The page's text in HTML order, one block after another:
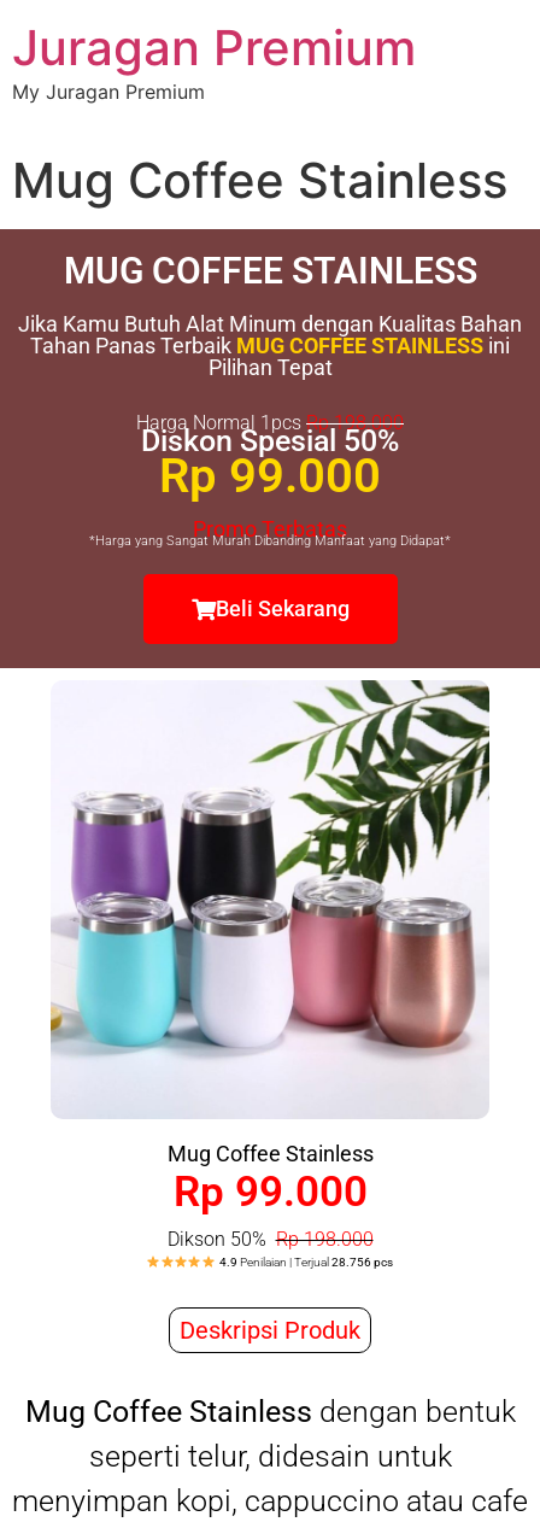
Juragan Premium
My Juragan Premium
Mug Coffee Stainless
MUG COFFEE STAINLESS
Jika Kamu Butuh Alat Minum dengan Kualitas Bahan
Tahan Panas Terbaik MUG COFFEE STAINLESS ini
Pilihan Tepat
Harga Normal 1pcs Rp 198.000
Diskon Spesial 50%
Rp 99.000
Promo Terbatas
*Harga yang Sangat Murah Dibanding Manfaat yang Didapat*
Beli Sekarang
Mug Coffee Stainless
Rp 99.000
Dikson 50%Rp 198.000
4.9 Penilaian | Terjual28.756 pcs
Deskripsi Produk
Mug Coffee Stainless dengan bentuk
seperti telur, didesain untuk
menyimpan kopi, cappuccino atau cafe